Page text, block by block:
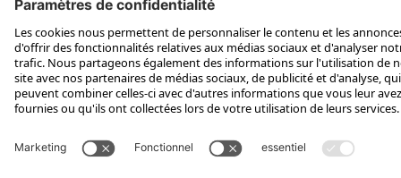
SUIS-NOUS SUR
*Prix de vente conseillé, TVA incluse, plus frais d'expédition et TEA
Rotax Bike Technology AG © 2025